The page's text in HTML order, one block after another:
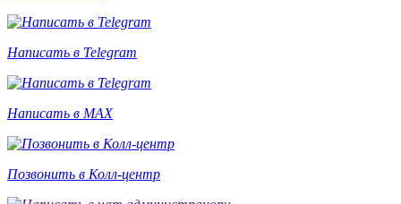
Написать в Telegram
Написать в MAX
Позвонить в Колл-центр